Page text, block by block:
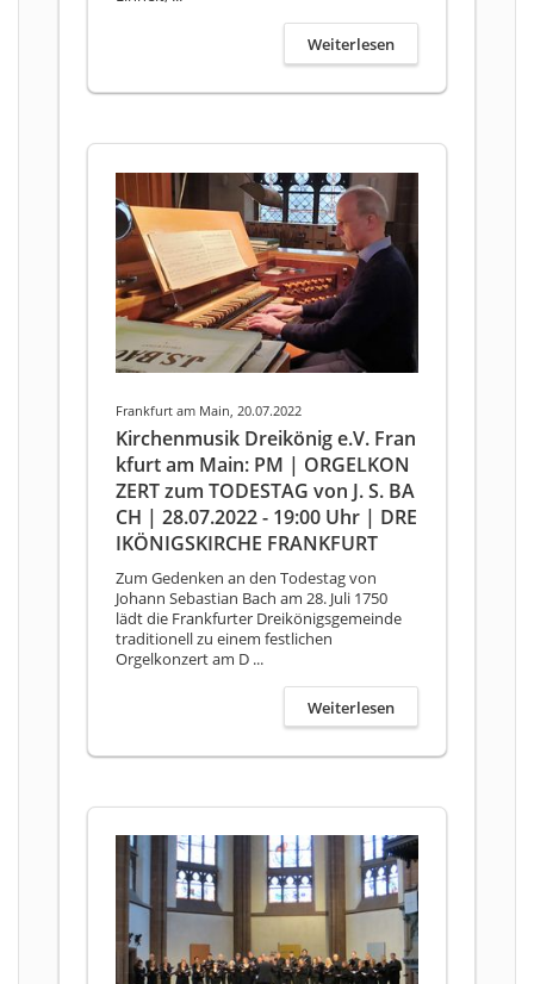
Weiterlesen
Frankfurt am Main, 20.07.2022
Kirchenmusik Dreikönig e.V. Fran
kfurt am Main: PM | ORGELKON
ZERT zum TODESTAG von J. S. BA
CH | 28.07.2022 - 19:00 Uhr | DRE
IKÖNIGSKIRCHE FRANKFURT
Zum Gedenken an den Todestag von
Johann Sebastian Bach am 28. Juli 1750
lädt die Frankfurter Dreikönigsgemeinde
traditionell zu einem festlichen
Orgelkonzert am D ...
Weiterlesen